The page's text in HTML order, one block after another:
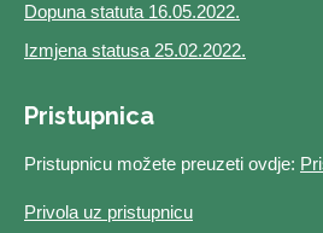
Dopuna statuta 16.05.2022.
Izmjena statusa 25.02.2022.
Pristupnica
Pristupnicu možete preuzeti ovdje:
Privola uz pristupnicu